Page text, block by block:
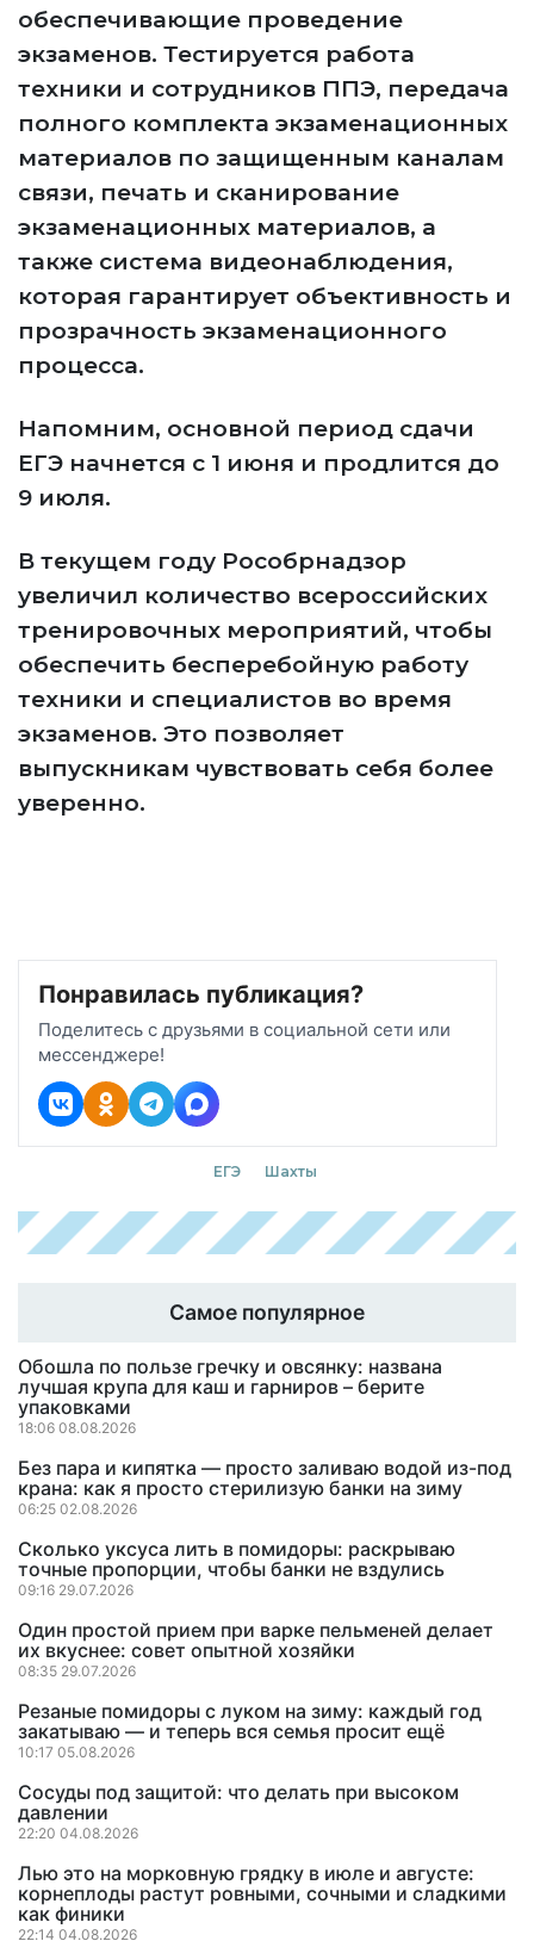
обеспечивающие проведение
экзаменов. Тестируется работа
техники и сотрудников ППЭ, передача
полного комплекта экзаменационных
материалов по защищенным каналам
связи, печать и сканирование
экзаменационных материалов, а
также система видеонаблюдения,
которая гарантирует объективность и
прозрачность экзаменационного
процесса.
Напомним, основной период сдачи
ЕГЭ начнется с 1 июня и продлится до
9 июля.
В текущем году Рособрнадзор
увеличил количество всероссийских
тренировочных мероприятий, чтобы
обеспечить бесперебойную работу
техники и специалистов во время
экзаменов. Это позволяет
выпускникам чувствовать себя более
уверенно.
Понравилась публикация?
Поделитесь с друзьями в социальной сети или
мессенджере!
ЕГЭ Шахты
Самое популярное
Обошла по пользе гречку и овсянку: названа
лучшая крупа для каш и гарниров – берите
упаковками
18:06 08.08.2026
Без пара и кипятка — просто заливаю водой из-под
крана: как я просто стерилизую банки на зиму
06:25 02.08.2026
Сколько уксуса лить в помидоры: раскрываю
точные пропорции, чтобы банки не вздулись
09:16 29.07.2026
Один простой прием при варке пельменей делает
их вкуснее: совет опытной хозяйки
08:35 29.07.2026
Резаные помидоры с луком на зиму: каждый год
закатываю — и теперь вся семья просит ещё
10:17 05.08.2026
Сосуды под защитой: что делать при высоком
давлении
22:20 04.08.2026
Лью это на морковную грядку в июле и августе:
корнеплоды растут ровными, сочными и сладкими
как финики
22:14 04.08.2026